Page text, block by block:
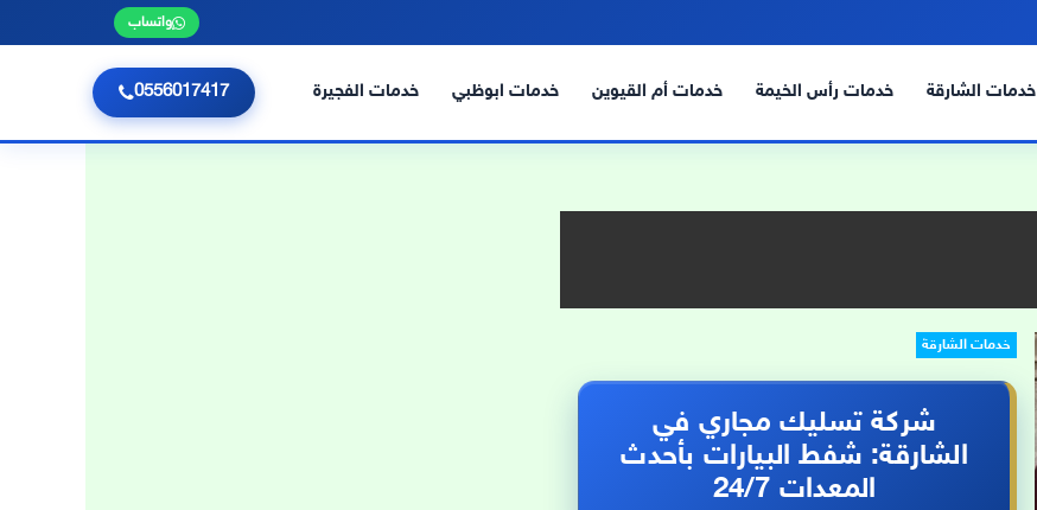
واتساب
خدمات الشارقة خدمات رأس الخيمة خدمات أم القيوين خدمات ابوظبي خدمات الفجيرة 0556017417
خدمات الشارقة
شركة تسليك مجاري في
الشارقة: شفط البيارات بأحدث
المعدات 24/7